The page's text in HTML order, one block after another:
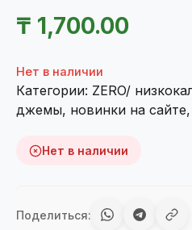
₸ 1,700.00
Нет в наличии
Категории: ZERO/
джемы, новинки на сайте,
Нет в наличии
Поделиться: